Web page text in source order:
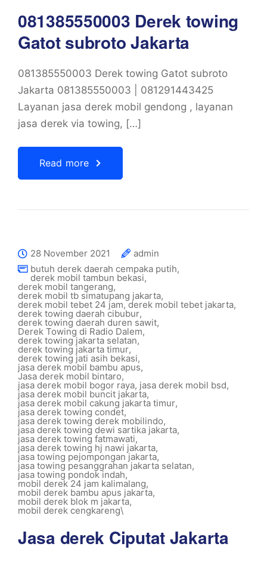
081385550003 Derek towing
Gatot subroto Jakarta
081385550003 Derek towing Gatot subroto
Jakarta 081385550003 | 081291443425
Layanan jasa derek mobil gendong , layanan
jasa derek via towing, […]
Read more
28 November 2021
admin
butuh derek daerah cempaka putih,
derek mobil tambun bekasi,
derek mobil tangerang,
derek mobil tb simatupang jakarta,
derek mobil tebet 24 jam,derek mobil tebet jakarta,
derek towing daerah cibubur,
derek towing daerah duren sawit,
Derek Towing di Radio Dalem,
derek towing jakarta selatan,
derek towing jakarta timur,
derek towing jati asih bekasi,
jasa derek mobil bambu apus,
Jasa derek mobil bintaro,
jasa derek mobil bogor raya, jasa derek mobil bsd,
jasa derek mobil buncit jakarta,
jasa derek mobil cakung jakarta timur,
jasa derek towing condet,
jasa derek towing derek mobilindo,
jasa derek towing dewi sartika jakarta,
jasa derek towing fatmawati,
jasa derek towing hj nawi jakarta,
jasa towing pejompongan jakarta,
jasa towing pesanggrahan jakarta selatan,
jasa towing pondok indah,
mobil derek 24 jam kalimalang,
mobil derek bambu apus jakarta,
mobil derek blok m jakarta,
mobil derek cengkareng\
Jasa derek Ciputat Jakarta